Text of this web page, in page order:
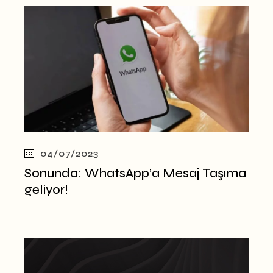
04/07/2023
Sonunda: WhatsApp’a Mesaj Taşıma
geliyor!